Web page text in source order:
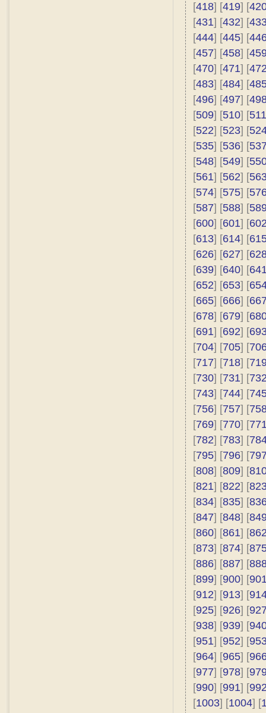
[418] [419] [
[431] [432] [
[444] [445] [
[457] [458] [
[470] [471] [
[483] [484] [
[496] [497] [
[509] [510] [511
[522] [523] [
[535] [536] [
[548] [549] [
[561] [562] [
[574] [575] [
[587] [588] [
[600] [601] [
[613] [614] [
[626] [627] [
[639] [640] [
[652] [653] [
[665] [666] [
[678] [679] [
[691] [692] [
[704] [705] [
[717] [718] [
[730] [731] [
[743] [744] [
[756] [757] [
[769] [770] [
[782] [783] [
[795] [796] [
[808] [809] [
[821] [822] [
[834] [835] [
[847] [848] [
[860] [861] [
[873] [874] [
[886] [887] [
[899] [900] [
[912] [913] [
[925] [926] [
[938] [939] [
[951] [952] [
[964] [965] [
[977] [978] [
[990] [991] [
[1003] [1004] [